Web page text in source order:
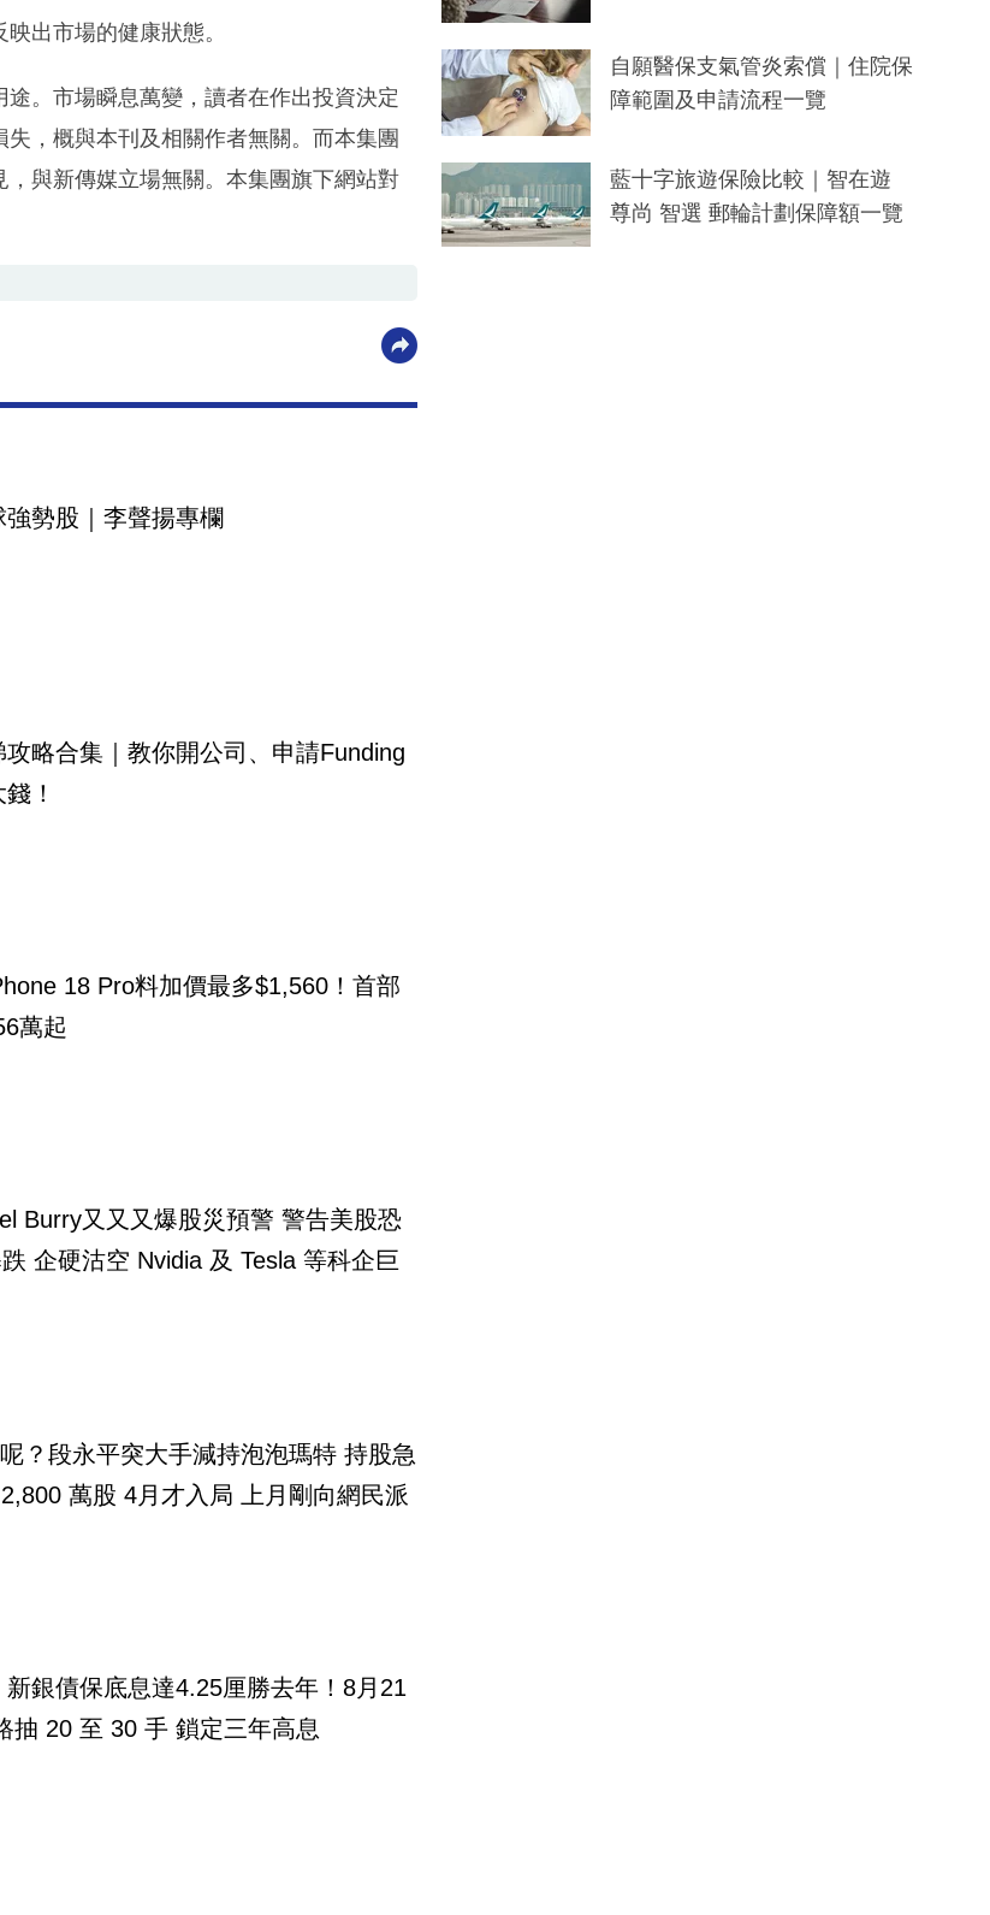
出市場的健康狀態。
。市場瞬息萬變，讀者在作出投資決定
，概與本刊及相關作者無關。而本集團
與新傳媒立場無關。本集團旗下網站對
勢股｜李聲揚專欄
略合集｜教你開公司、申請Funding
！
18 Pro料加價最多$1,560！首部
萬起
又又又爆股災預警 警告美股恐
企硬沽空 Nvidia 及 Tesla 等科企巨
？段永平突大手減持泡泡瑪特 持股急
萬股 4月才入局 上月剛向網民派
新銀債保底息達4.25厘勝去年！8月21
抽 20 至 30 手 鎖定三年高息
自願醫保支氣管炎索償｜住院保
障範圍及申請流程一覽
藍十字旅遊保險比較｜智在遊
尊尚 智選 郵輪計劃保障額一覽